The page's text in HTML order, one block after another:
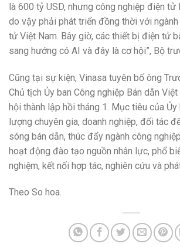
là 600 tỷ USD, nhưng công nghiệp điện tử
do vậy phải phát triển đồng thời với
tử Việt Nam. Bây giờ, các thiết bị điện tử
sang hướng có AI và đây là cơ hội”, Bộ
Cũng tại sự kiện, Vinasa tuyên bố ông
Chủ tịch Ủy ban Công nghiệp Bán dẫn
hội thành lập hồi tháng 1. Mục tiêu của
lượng chuyên gia, doanh nghiệp, đối tác
sóng bán dẫn, thúc đẩy ngành công
hoạt động đào tạo nguồn nhân lực, phổ
nghiệm, kết nối hợp tác, nghiên cứu và
Theo So hoa.